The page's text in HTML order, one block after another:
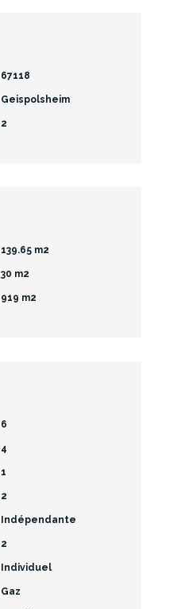
67118
Geispolsheim
2
139.65 m2
30 m2
919 m2
6
4
1
2
Indépendante
2
Individuel
Gaz